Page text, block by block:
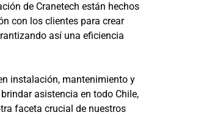
de Cranetech están hechos
con los clientes para crear
así una eficiencia
instalación, mantenimiento y
asistencia en todo Chile,
faceta crucial de nuestros